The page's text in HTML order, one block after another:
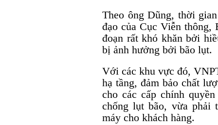
Theo ông Dũng, thời
đạo của Cục Viễn
đoạn rất khó khăn bởi
bị ảnh hưởng bởi bão lụt.
Với các khu vực đó,
hạ tầng, đảm bảo chất
cho các cấp chính
chống lụt bão, vừa phải
máy cho khách hàng.